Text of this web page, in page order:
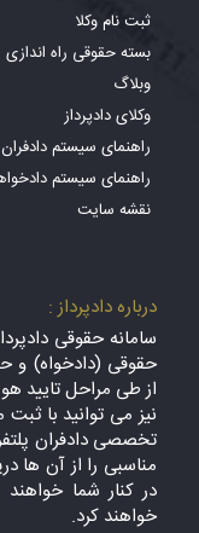
ثبت نام وکلا
بسته حقوقی راه
وبلاگ
وکلای دادپرداز
راهنمای سیستم دادفران
راهنمای سیستم
نقشه سایت
درباره دادپرداز :
سامانه حقوقی
حقوقی (دادخواه) و
از طی مراحل تایید
نیز می توانید با
تخصصی دادفران
مناسبی را از آن ها
در کنار شما
خواهند کرد.